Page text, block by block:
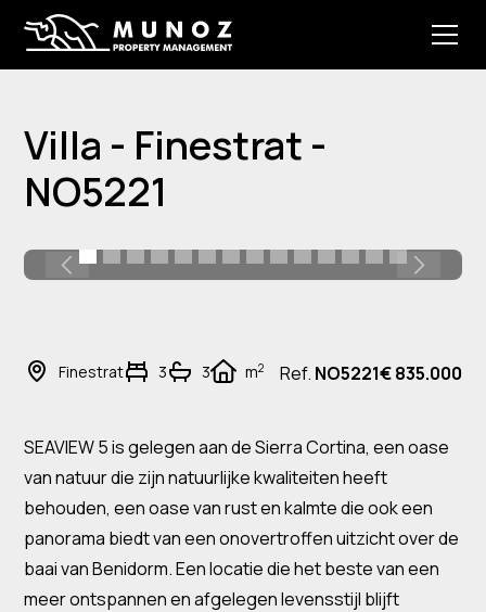
Villa - Finestrat -
NO5221
Finestrat 3 3 m2 Ref. NO5221€ 835.000
SEAVIEW 5 is gelegen aan de Sierra Cortina, een oase
van natuur die zijn natuurlijke kwaliteiten heeft
behouden, een oase van rust en kalmte die ook een
panorama biedt van een onovertroffen uitzicht over de
baai van Benidorm. Een locatie die het beste van een
meer ontspannen en afgelegen levensstijl blijft